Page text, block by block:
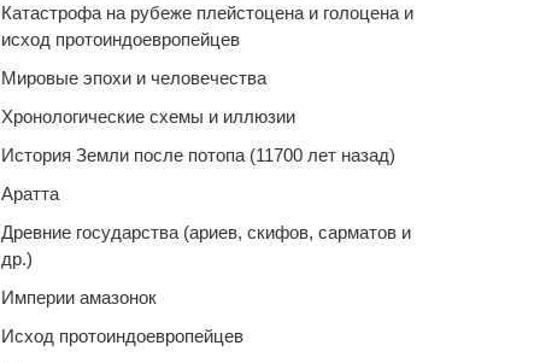
Катастрофа на рубеже плейстоцена и голоцена и
исход протоиндоевропейцев
Мировые эпохи и человечества
Хронологические схемы и иллюзии
История Земли после потопа (11700 лет назад)
Аратта
Древние государства (ариев, скифов, сарматов и
др.)
Империи амазонок
Исход протоиндоевропейцев